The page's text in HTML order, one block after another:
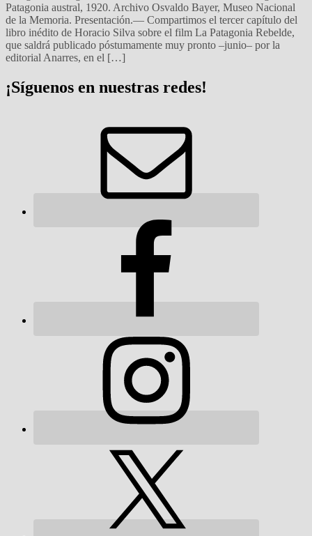
Patagonia austral, 1920. Archivo Osvaldo Bayer, Museo Nacional
de la Memoria. Presentación.— Compartimos el tercer capítulo del
libro inédito de Horacio Silva sobre el film La Patagonia Rebelde,
que saldrá publicado póstumamente muy pronto –junio– por la
editorial Anarres, en el […]
¡Síguenos en nuestras redes!